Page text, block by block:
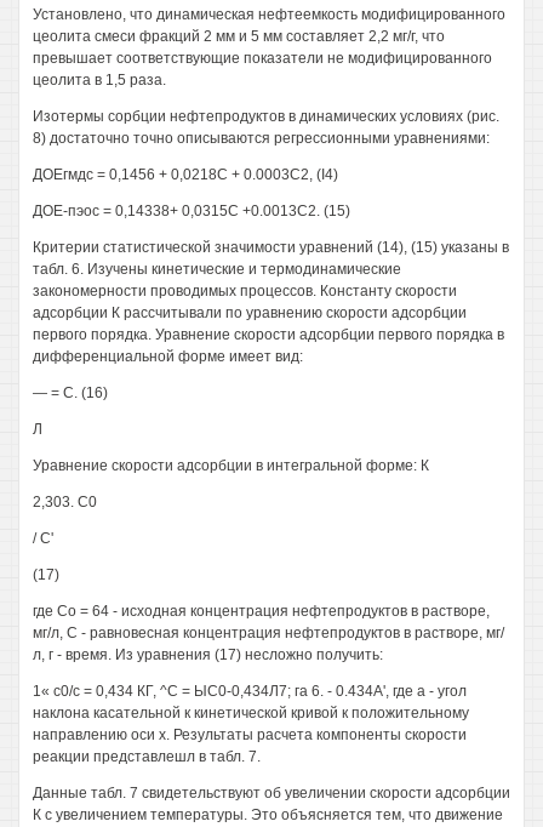
Установлено, что динамическая нефтеемкость модифицированного
цеолита смеси фракций 2 мм и 5 мм составляет 2,2 мг/г, что
превышает соответствующие показатели не модифицированного
цеолита в 1,5 раза.
Изотермы сорбции нефтепродуктов в динамических условиях (рис.
8) достаточно точно описываются регрессионными уравнениями:
ДОЕгмдс = 0,1456 + 0,0218С + 0.0003С2, (I4)
ДОЕ-пэос = 0,14338+ 0,0315С +0.0013С2. (15)
Критерии статистической значимости уравнений (14), (15) указаны в
табл. 6. Изучены кинетические и термодинамические
закономерности проводимых процессов. Константу скорости
адсорбции К рассчитывали по уравнению скорости адсорбции
первого порядка. Уравнение скорости адсорбции первого порядка в
дифференциальной форме имеет вид:
— = С. (16)
Л
Уравнение скорости адсорбции в интегральной форме: К
2,303. С0
/ С'
(17)
где Со = 64 - исходная концентрация нефтепродуктов в растворе,
мг/л, С - равновесная концентрация нефтепродуктов в растворе, мг/
л, г - время. Из уравнения (17) несложно получить:
1« с0/с = 0,434 КГ, ^С = ЫС0-0,434Л7; га 6. - 0.434А', где а - угол
наклона касательной к кинетической кривой к положительному
направлению оси х. Результаты расчета компоненты скорости
реакции представлешл в табл. 7.
Данные табл. 7 свидетельствуют об увеличении скорости адсорбции
К с увеличением температуры. Это объясняется тем, что движение